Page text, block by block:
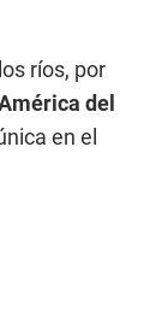
ríos, por
del
en el